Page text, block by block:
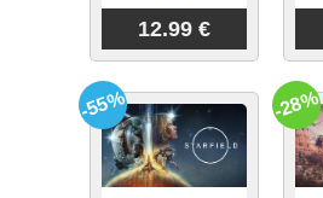
12.99 €
-55% -28%